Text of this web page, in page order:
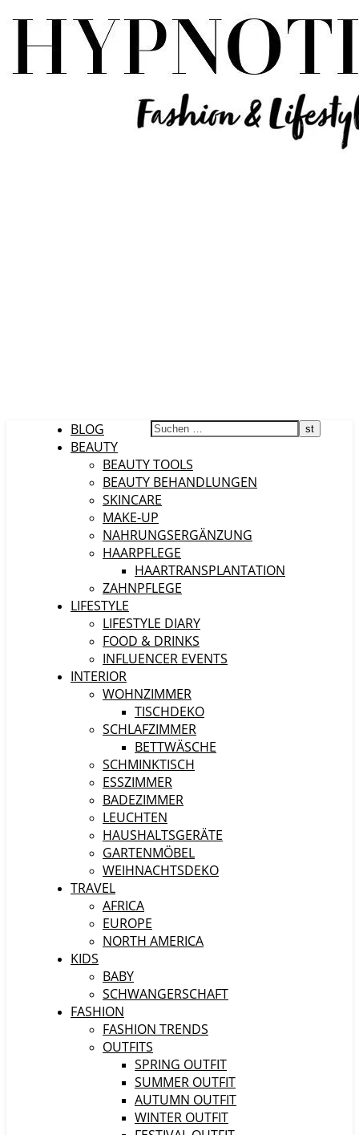
BLOG
BEAUTY
BEAUTY TOOLS
BEAUTY BEHANDLUNGEN
SKINCARE
MAKE-UP
NAHRUNGSERGÄNZUNG
HAARPFLEGE
HAARTRANSPLANTATION
ZAHNPFLEGE
LIFESTYLE
LIFESTYLE DIARY
FOOD & DRINKS
INFLUENCER EVENTS
INTERIOR
WOHNZIMMER
TISCHDEKO
SCHLAFZIMMER
BETTWÄSCHE
SCHMINKTISCH
ESSZIMMER
BADEZIMMER
LEUCHTEN
HAUSHALTSGERÄTE
GARTENMÖBEL
WEIHNACHTSDEKO
TRAVEL
AFRICA
EUROPE
NORTH AMERICA
KIDS
BABY
SCHWANGERSCHAFT
FASHION
FASHION TRENDS
OUTFITS
SPRING OUTFIT
SUMMER OUTFIT
AUTUMN OUTFIT
WINTER OUTFIT